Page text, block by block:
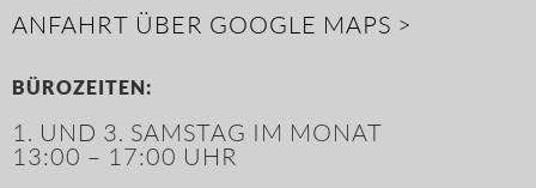
ANFAHRT ÜBER GOOGLE MAPS >
BÜROZEITEN:
1. UND 3. SAMSTAG IM MONAT
13:00 – 17:00 UHR